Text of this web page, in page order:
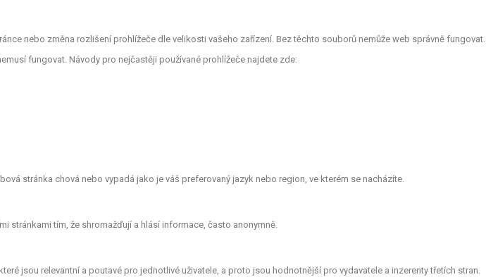
nebo změna rozlišení prohlížeče dle velikosti vašeho zařízení. Bez těchto souborů nemůže web správně fungovat.
fungovat. Návody pro nejčastěji používané prohlížeče najdete zde:
stránka chová nebo vypadá jako je váš preferovaný jazyk nebo region, ve kterém se nacházíte.
stránkami tím, že shromažďují a hlásí informace, často anonymně.
jsou relevantní a poutavé pro jednotlivé uživatele, a proto jsou hodnotnější pro vydavatele a inzerenty třetích stran.